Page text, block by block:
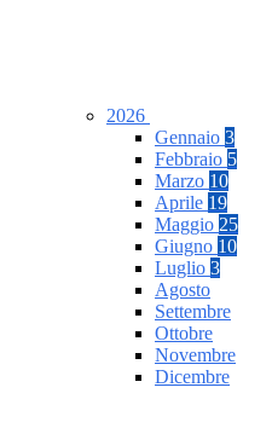
2026
Gennaio 3
Febbraio 5
Marzo 10
Aprile 19
Maggio 25
Giugno 10
Luglio 3
Agosto
Settembre
Ottobre
Novembre
Dicembre